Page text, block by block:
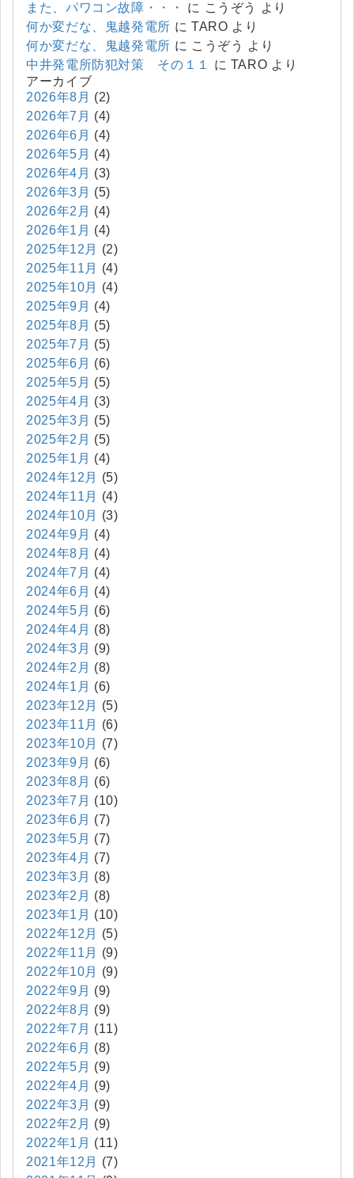
また、パワコン故障・・・
に こうぞう
より
何か変だな、鬼越発電所 に TARO より
何か変だな、鬼越発電所 に こうぞう
より
中井発電所防犯対策 その１１
に TARO より
アーカイブ
2026年8月 (2)
2026年7月 (4)
2026年6月 (4)
2026年5月 (4)
2026年4月 (3)
2026年3月 (5)
2026年2月 (4)
2026年1月 (4)
2025年12月
(2)
2025年11月
(4)
2025年10月
(4)
2025年9月 (4)
2025年8月 (5)
2025年7月 (5)
2025年6月 (6)
2025年5月 (5)
2025年4月 (3)
2025年3月 (5)
2025年2月 (5)
2025年1月 (4)
2024年12月
(5)
2024年11月
(4)
2024年10月
(3)
2024年9月 (4)
2024年8月 (4)
2024年7月 (4)
2024年6月 (4)
2024年5月 (6)
2024年4月 (8)
2024年3月 (9)
2024年2月 (8)
2024年1月 (6)
2023年12月
(5)
2023年11月
(6)
2023年10月
(7)
2023年9月 (6)
2023年8月 (6)
2023年7月 (10)
2023年6月 (7)
2023年5月 (7)
2023年4月 (7)
2023年3月 (8)
2023年2月 (8)
2023年1月 (10)
2022年12月
(5)
2022年11月
(9)
2022年10月
(9)
2022年9月 (9)
2022年8月 (9)
2022年7月 (11)
2022年6月 (8)
2022年5月 (9)
2022年4月 (9)
2022年3月 (9)
2022年2月 (9)
2022年1月 (11)
2021年12月
(7)